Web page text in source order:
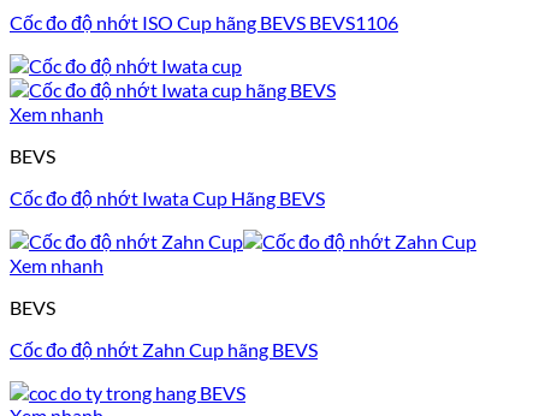
Cốc đo độ nhớt ISO Cup hãng BEVS BEVS1106
Xem nhanh
BEVS
Cốc đo độ nhớt Iwata Cup Hãng BEVS
Xem nhanh
BEVS
Cốc đo độ nhớt Zahn Cup hãng BEVS